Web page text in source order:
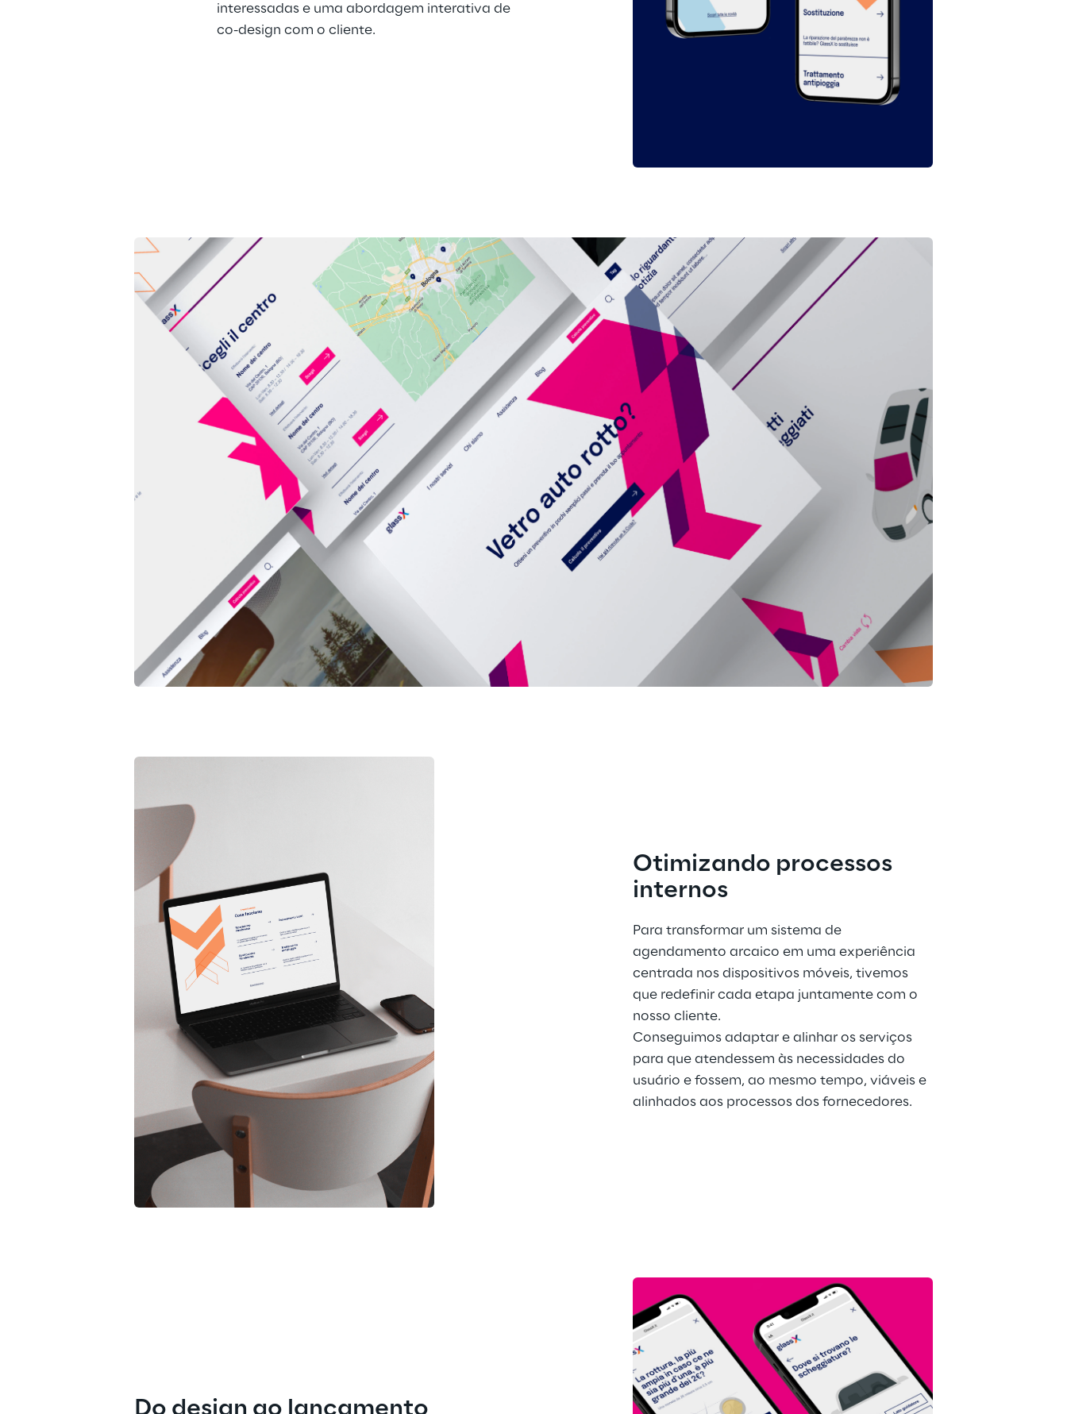
interessadas e uma abordagem interativa de
co-design com o cliente.
Otimizando processos
internos
Para transformar um sistema de
agendamento arcaico em uma experiência
centrada nos dispositivos móveis, tivemos
que redefinir cada etapa juntamente com o
nosso cliente.
Conseguimos adaptar e alinhar os serviços
para que atendessem às necessidades do
usuário e fossem, ao mesmo tempo, viáveis e
alinhados aos processos dos fornecedores.